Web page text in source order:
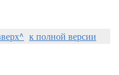
к полной версии